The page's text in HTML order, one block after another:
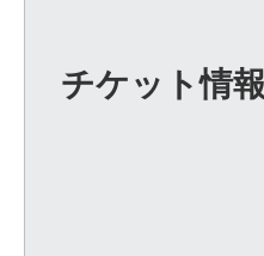
チケット情報